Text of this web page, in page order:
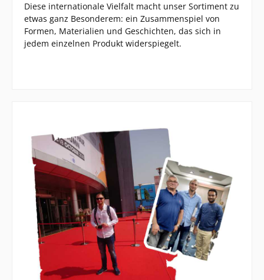
Diese internationale Vielfalt macht unser Sortiment zu
etwas ganz Besonderem: ein Zusammenspiel von
Formen, Materialien und Geschichten, das sich in
jedem einzelnen Produkt widerspiegelt.